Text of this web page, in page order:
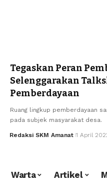
Tegaskan Peran
Selenggarakan
Pemberdayaan
Ruang lingkup pemberdayaan
pada subjek masyarakat desa.
Redaksi SKM Amanat 1 April
Warta Artikel